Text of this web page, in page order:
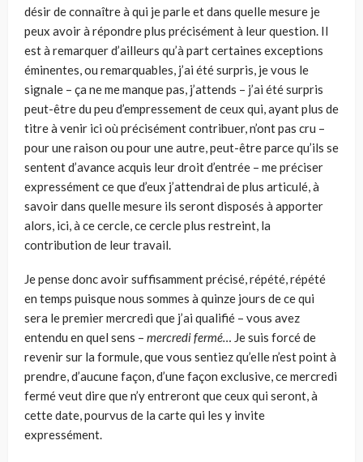
désir de connaître à qui je parle et dans quelle mesure je
peux avoir à répondre plus précisément à leur question. Il
est à remarquer d’ailleurs qu’à part certaines exceptions
éminentes, ou remarquables, j’ai été surpris, je vous le
signale – ça ne me manque pas, j’attends – j’ai été surpris
peut-être du peu d’empressement de ceux qui, ayant plus de
titre à venir ici où précisément contribuer, n’ont pas cru –
pour une raison ou pour une autre, peut-être parce qu’ils se
sentent d’avance acquis leur droit d’entrée – me préciser
expressément ce que d’eux j’attendrai de plus articulé, à
savoir dans quelle mesure ils seront disposés à apporter
alors, ici, à ce cercle, ce cercle plus restreint, la
contribution de leur travail.
Je pense donc avoir suffisamment précisé, répété, répété
en temps puisque nous sommes à quinze jours de ce qui
sera le premier mercredi que j’ai qualifié – vous avez
entendu en quel sens – mercredi fermé… Je suis forcé de
revenir sur la formule, que vous sentiez qu’elle n’est point à
prendre, d’aucune façon, d’une façon exclusive, ce mercredi
fermé veut dire que n’y entreront que ceux qui seront, à
cette date, pourvus de la carte qui les y invite
expressément.